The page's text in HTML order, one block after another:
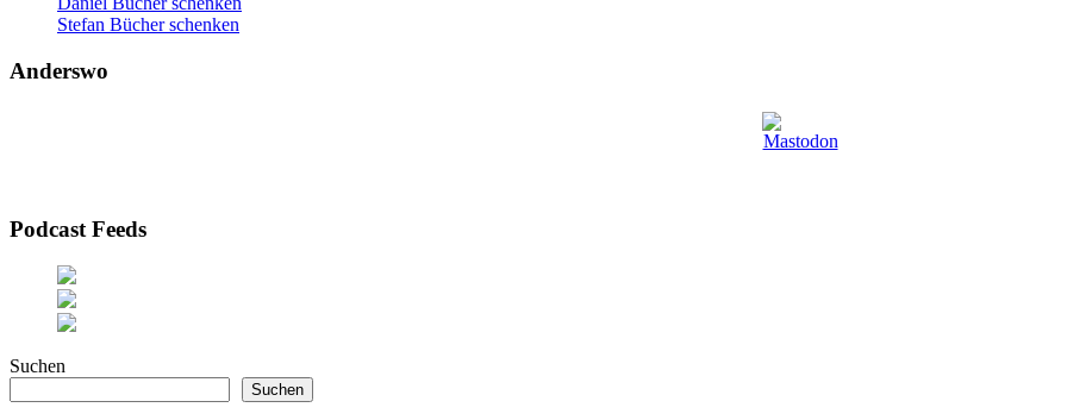
Stefan Bücher schenken
Anderswo
Podcast Feeds
Suchen
Suchen